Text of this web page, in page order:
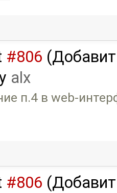
#806
alx
п.4 в web-
#806